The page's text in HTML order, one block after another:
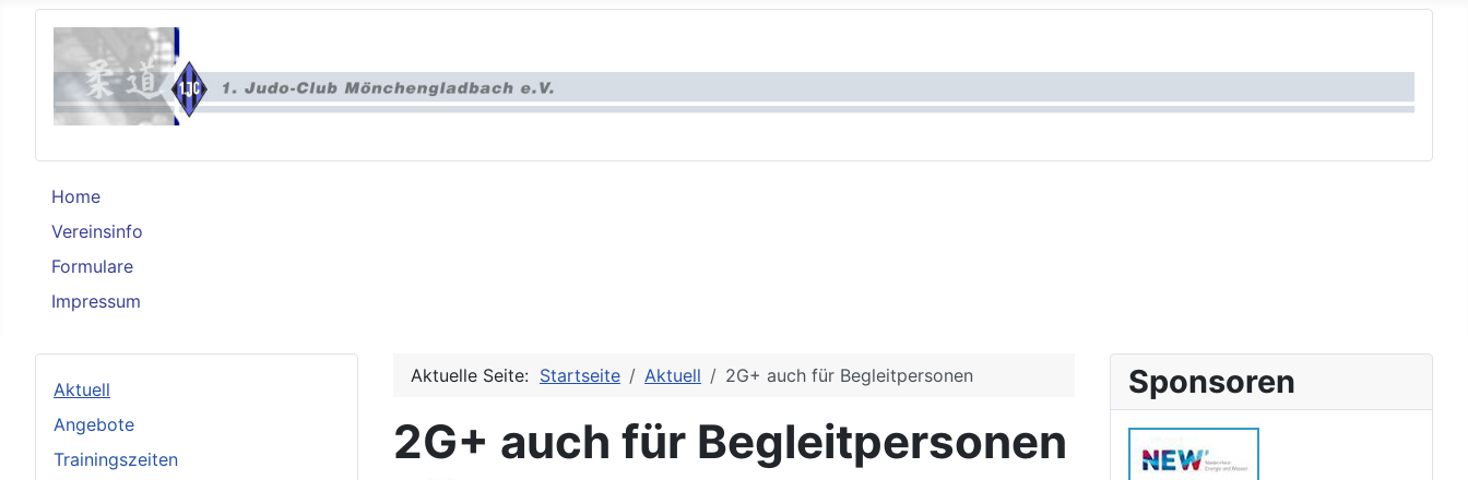
Home
Vereinsinfo
Formulare
Impressum
Aktuell
Angebote
Trainingszeiten
Aktuelle Seite: Startseite Aktuell 2G+ auch für Begleitpersonen
2G+ auch für Begleitpersonen
Sponsoren